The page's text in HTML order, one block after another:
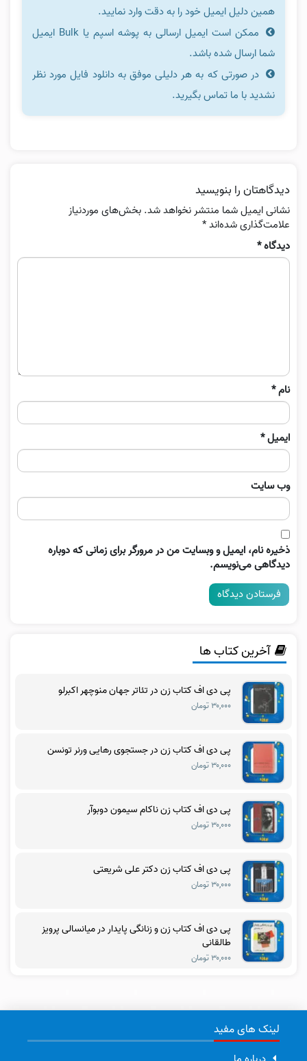
همین دلیل ایمیل خود را به دقت وارد نمایید.
ممکن است ایمیل ارسالی به پوشه اسپم یا Bulk ایمیل
شما ارسال شده باشد.
در صورتی که به هر دلیلی موفق به دانلود فایل مورد نظر
نشدید با ما تماس بگیرید.
دیدگاهتان را بنویسید
نشانی ایمیل شما منتشر نخواهد شد. بخش‌های موردنیاز
علامت‌گذاری شده‌اند*
دیدگاه*
نام*
ایمیل*
وب‌ سایت
ذخیره نام، ایمیل و وبسایت من در مرورگر برای زمانی که دوباره
دیدگاهی می‌نویسم.
آخرین کتاب ها
پی دی اف کتاب زن در تئاتر جهان منوچهر اکبرلو
۳۰,۰۰۰ تومان
پی دی اف کتاب زن در جستجوی رهایی ورنر تونسن
۳۰,۰۰۰ تومان
پی دی اف کتاب زن ناکام سیمون دوبوآر
۳۰,۰۰۰ تومان
پی دی اف کتاب زن دکتر علی شریعتی
۳۰,۰۰۰ تومان
پی دی اف کتاب زن و زنانگی پایدار در میانسالی پرویز
طالقانی
۳۰,۰۰۰ تومان
لینک های مفید